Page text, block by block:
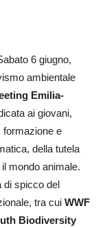
6 giugno,
ambientale
Emilia-
ai giovani,
formazione e
della tutela
mondo animale.
di spicco del
tra cui WWF
Biodiversity